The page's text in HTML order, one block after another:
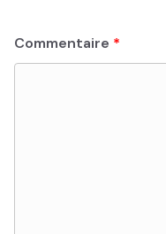
Commentaire *